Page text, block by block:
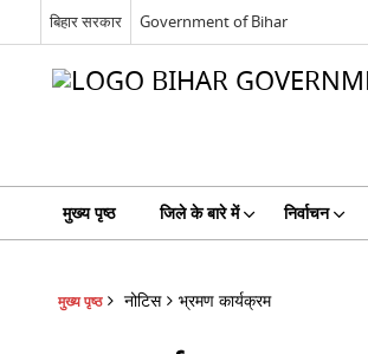
बिहार सरकार Government of Bihar
मुख्य पृष्ठ जिले के बारे में निर्वाचन
मुख्य पृष्ठ नोटिस भ्रमण कार्यक्रम